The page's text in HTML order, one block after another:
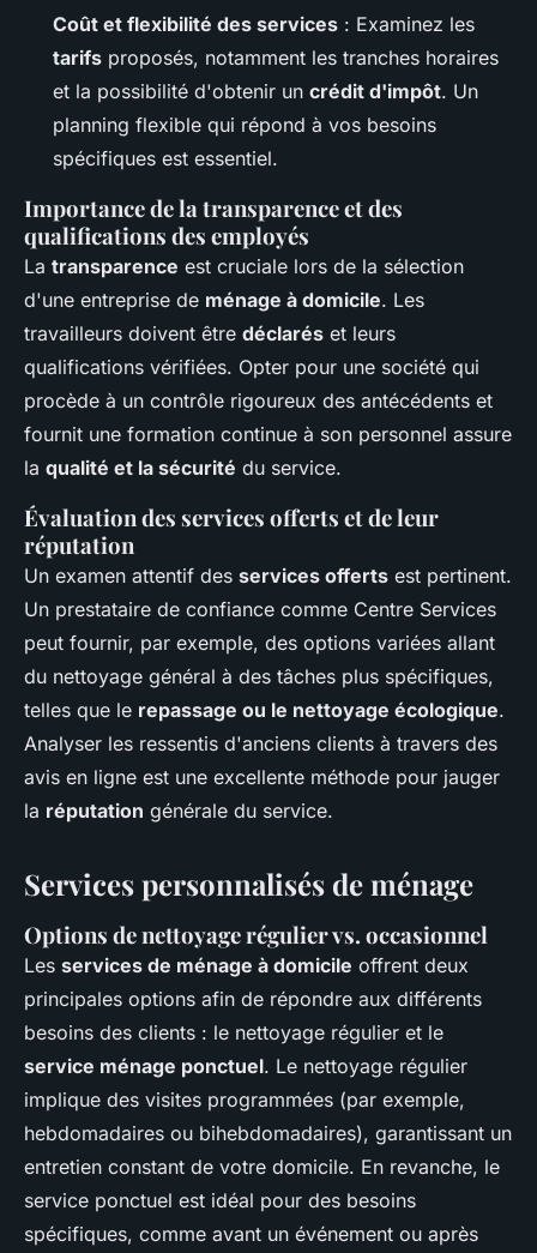
Coût et flexibilité des services : Examinez les
tarifs proposés, notamment les tranches horaires
et la possibilité d'obtenir un crédit d'impôt. Un
planning flexible qui répond à vos besoins
spécifiques est essentiel.
Importance de la transparence et des
qualifications des employés
La transparence est cruciale lors de la sélection
d'une entreprise de ménage à domicile. Les
travailleurs doivent être déclarés et leurs
qualifications vérifiées. Opter pour une société qui
procède à un contrôle rigoureux des antécédents et
fournit une formation continue à son personnel assure
la qualité et la sécurité du service.
Évaluation des services offerts et de leur
réputation
Un examen attentif des services offerts est pertinent.
Un prestataire de confiance comme Centre Services
peut fournir, par exemple, des options variées allant
du nettoyage général à des tâches plus spécifiques,
telles que le repassage ou le nettoyage écologique.
Analyser les ressentis d'anciens clients à travers des
avis en ligne est une excellente méthode pour jauger
la réputation générale du service.
Services personnalisés de ménage
Options de nettoyage régulier vs. occasionnel
Les services de ménage à domicile offrent deux
principales options afin de répondre aux différents
besoins des clients : le nettoyage régulier et le
service ménage ponctuel. Le nettoyage régulier
implique des visites programmées (par exemple,
hebdomadaires ou bihebdomadaires), garantissant un
entretien constant de votre domicile. En revanche, le
service ponctuel est idéal pour des besoins
spécifiques, comme avant un événement ou après